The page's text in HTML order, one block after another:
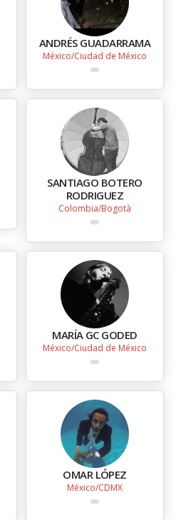
ANDRÉS GUADARRAMA
México Ciudad de México
SANTIAGO BOTERO
RODRIGUEZ
Colombia Bogotà
MARÍA GC GODED
México Ciudad de México
OMAR LÓPEZ
México CDMX